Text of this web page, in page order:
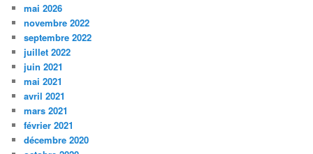
mai 2026
novembre 2022
septembre 2022
juillet 2022
juin 2021
mai 2021
avril 2021
mars 2021
février 2021
décembre 2020